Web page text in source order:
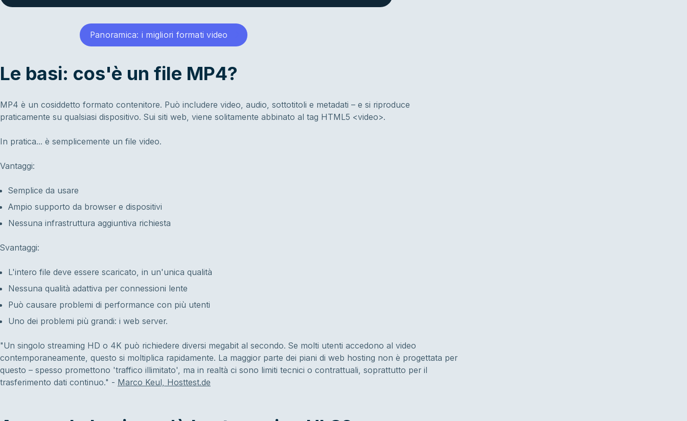
Panoramica: i migliori formati video
Le basi: cos'è un file MP4?
MP4 è un cosiddetto formato contenitore. Può includere video, audio, sottotitoli e metadati – e si riproduce
praticamente su qualsiasi dispositivo. Sui siti web, viene solitamente abbinato al tag HTML5 <video>.
In pratica... è semplicemente un file video.
Vantaggi:
Semplice da usare
Ampio supporto da browser e dispositivi
Nessuna infrastruttura aggiuntiva richiesta
Svantaggi:
L'intero file deve essere scaricato, in un'unica qualità
Nessuna qualità adattiva per connessioni lente
Può causare problemi di performance con più utenti
Uno dei problemi più grandi: i web server.
"Un singolo streaming HD o 4K può richiedere diversi megabit al secondo. Se molti utenti accedono al video
contemporaneamente, questo si moltiplica rapidamente. La maggior parte dei piani di web hosting non è progettata per
questo – spesso promettono 'traffico illimitato', ma in realtà ci sono limiti tecnici o contrattuali, soprattutto per il
trasferimento dati continuo." - Marco Keul, Hosttest.de